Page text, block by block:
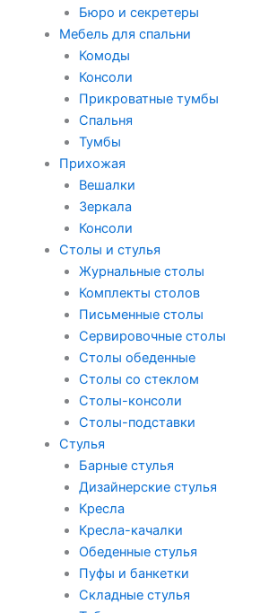
Бюро и секретеры
Мебель для спальни
Комоды
Консоли
Прикроватные тумбы
Спальня
Тумбы
Прихожая
Вешалки
Зеркала
Консоли
Столы и стулья
Журнальные столы
Комплекты столов
Письменные столы
Сервировочные столы
Столы обеденные
Столы со стеклом
Столы-консоли
Столы-подставки
Стулья
Барные стулья
Дизайнерские стулья
Кресла
Кресла-качалки
Обеденные стулья
Пуфы и банкетки
Складные стулья